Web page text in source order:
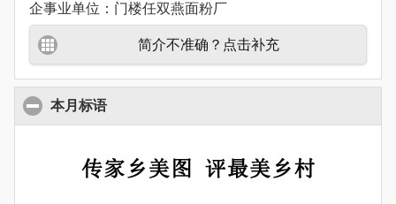
企事业单位：门楼任双燕面粉厂
简介不准确？点击补充
本月标语